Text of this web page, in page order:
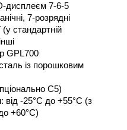
дисплеєм 7-6-5
7-розрядні
стандартній
GPL700
із порошковим
C5)
від -25°C до +55°C (з
+60°C)